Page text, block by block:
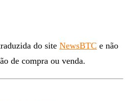
do site NewsBTC e não
de compra ou venda.